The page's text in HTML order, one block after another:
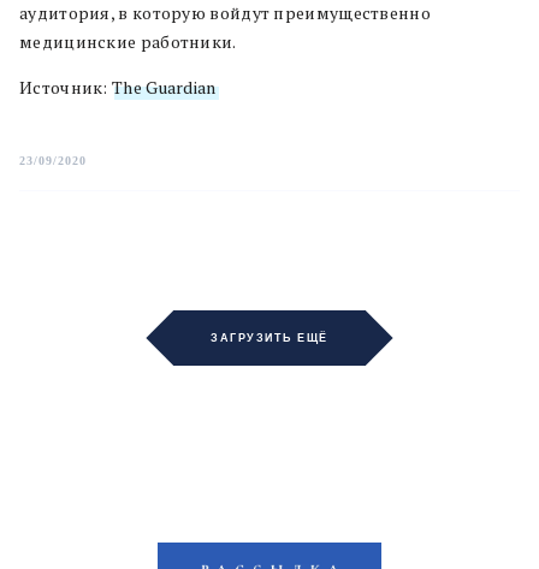
аудитория, в которую войдут преимущественно
медицинские работники.
Источник: The Guardian
23/09/2020
ЗАГРУЗИТЬ ЕЩЁ